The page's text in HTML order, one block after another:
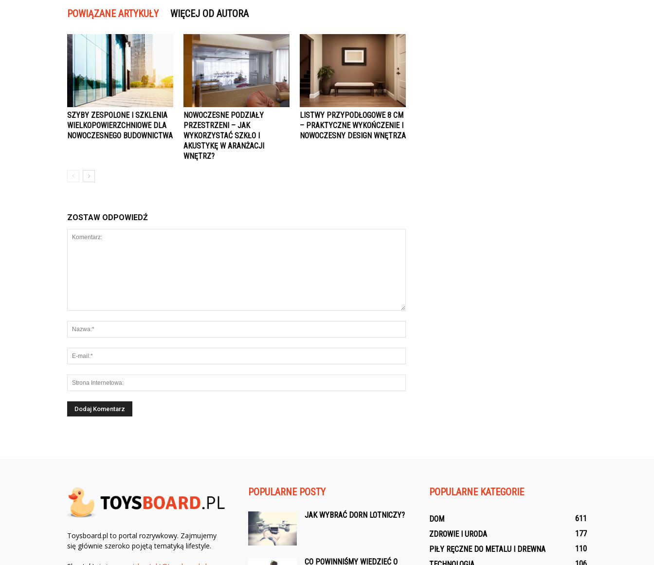
POWIĄZANE ARTYKUŁY WIĘCEJ OD AUTORA
SZYBY ZESPOLONE I SZKLENIA
WIELKOPOWIERZCHNIOWE DLA
NOWOCZESNEGO BUDOWNICTWA
NOWOCZESNE PODZIAŁY
PRZESTRZENI – JAK
WYKORZYSTAĆ SZKŁO I
AKUSTYKĘ W ARANŻACJI
WNĘTRZ?
LISTWY PRZYPODŁOGOWE 8 CM
– PRAKTYCZNE WYKOŃCZENIE I
NOWOCZESNY DESIGN WNĘTRZA
ZOSTAW ODPOWIEDŹ
Toysboard.pl to portal rozrywkowy. Zajmujemy
się głównie szeroko pojętą tematyką lifestyle.
POPULARNE POSTY
JAK WYBRAĆ DORN LOTNICZY?
CO POWINNIŚMY WIEDZIEĆ O
POPULARNE KATEGORIE
DOM
611
ZDROWIE I URODA
177
PIŁY RĘCZNE DO METALU I DREWNA
110